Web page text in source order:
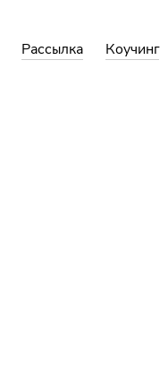
Рассылка Коучинг